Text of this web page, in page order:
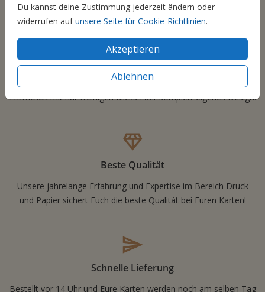
Du kannst deine Zustimmung jederzeit ändern oder
widerrufen aufunsere Seite für Cookie-Richtlinien.
Akzeptieren
Ablehnen
Bestellt Eure Wunschkarten in jeder beliebigen Anzahl
Freie Gestaltung
Entwickelt mit nur weinigen Klicks Euer komplett eigenes Design!
Beste Qualität
Unsere jahrelange Erfahrung und Expertise im Bereich Druck
und Papier sichert Euch die beste Qualitát bei Euren Karten!
Schnelle Lieferung
Bestellt vor 14 Uhr und Eure Karten werden noch am selben Tag